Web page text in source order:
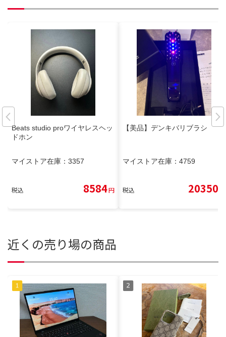
Beats studio proワイヤレスヘッ
ドホン
マイストア在庫： 3357
税込 8584円
【美品】デンキバリブラシ
マイストア在庫： 4759
税込 20350
近くの売り場の商品